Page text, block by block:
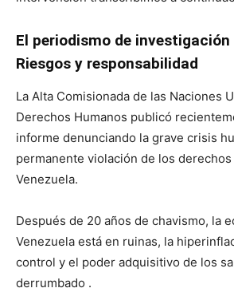
El periodismo de investigación
Riesgos y responsabilidad
La Alta Comisionada de las Naciones
Derechos Humanos publicó
informe denunciando la grave crisis
permanente violación de los
Venezuela.
Después de 20 años de chavismo, la
Venezuela está en ruinas, la
control y el poder adquisitivo de los
derrumbado .